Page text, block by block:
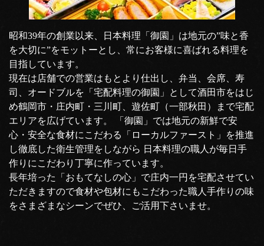
昭和39年の創業以来、日本料理「御園」は地元の”味と香
を大切に”をモットーとし、常にお客様に喜ばれる料理を
目指しています。
現在は店舗での営業はもとより仕出し、弁当、会席、寿
司、オードブルを「宅配料理の御園」として酒田市をはじ
め鶴岡市・庄内町・三川町、遊佐町（一部秋田）まで宅配
エリアを広げています。 「御園」では地元の新鮮で安
心・安全な食材にこだわる「ローカルファースト」を推進
し徹底した衛生管理をしながら 日本料理の職人が毎日手
作りにこだわり丁寧に作っています。
長年培った「おもてなしの心」で庄内一円を宅配させてい
ただきますので食材や包材にもこだわった職人手作りの味
をさまざまなシーンでぜひ、ご活用下さいませ。